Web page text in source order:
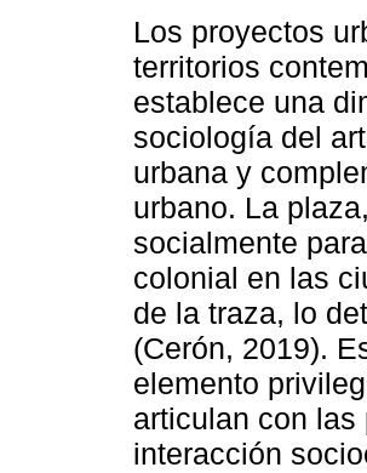
Los proyectos
territorios
establece una
sociología del
urbana y
urbano. La
socialmente
colonial en las
de la traza, lo
(Cerón, 2019).
elemento
articulan con
interacción